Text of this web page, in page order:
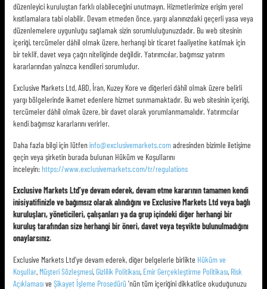
düzenleyici kuruluştan farklı olabileceğini unutmayın. Hizmetlerimize erişim yerel
kısıtlamalara tabi olabilir. Devam etmeden önce, yargı alanınızdaki geçerli yasa veya
düzenlemelere uygunluğu sağlamak sizin sorumluluğunuzdadır. Bu web sitesinin
içeriği, tercümeler dâhil olmak üzere, herhangi bir ticaret faaliyetine katılmak için
bir teklif, davet veya çağrı niteliğinde değildir. Yatırımcılar, bağımsız yatırım
kararlarından yalnızca kendileri sorumludur.
Exclusive Markets Ltd, ABD, İran, Kuzey Kore ve diğerleri dâhil olmak üzere belirli
yargı bölgelerinde ikamet edenlere hizmet sunmamaktadır. Bu web sitesinin içeriği,
tercümeler dâhil olmak üzere, bir davet olarak yorumlanmamalıdır. Yatırımcılar
kendi bağımsız kararlarını verirler.
Daha fazla bilgi için lütfeninfo@exclusivemarkets.comadresinden bizimle iletişime
geçin veya şirketin burada bulunan Hüküm ve Koşullarını
inceleyin:https://www.exclusivemarkets.com/tr/regulations
Exclusive Markets Ltd’ye devam ederek, devam etme kararının tamamen kendi
inisiyatifinizle ve bağımsız olarak alındığını ve Exclusive Markets Ltd veya bağlı
kuruluşları, yöneticileri, çalışanları ya da grup içindeki diğer herhangi bir
kuruluş tarafından size herhangi bir öneri, davet veya teşvikte bulunulmadığını
onaylarsınız.
Exclusive Markets Ltd’ye devam ederek, diğer belgelerle birlikte Hüküm ve
Koşullar, Müşteri Sözleşmesi,Gizlilik Politikası, Emir Gerçekleştirme Politikası, Risk
Açıklamasıve Şikayet İşleme Prosedürü ’nün tüm içeriğini dikkatlice okuduğunuzu